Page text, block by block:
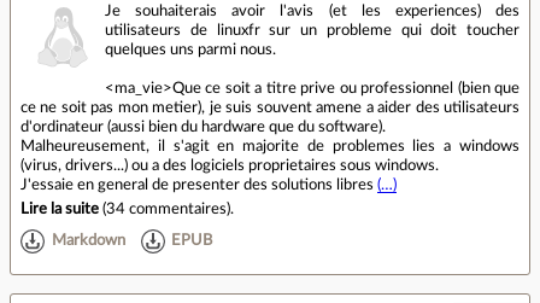
Je souhaiterais avoir l'avis (et les experiences) des
utilisateurs de linuxfr sur un probleme qui doit toucher
quelques uns parmi nous.
<ma_vie>Que ce soit a titre prive ou professionnel (bien que
ce ne soit pas mon metier), je suis souvent amene a aider des utilisateurs
d'ordinateur (aussi bien du hardware que du software).
Malheureusement, il s'agit en majorite de problemes lies a windows
(virus, drivers...) ou a des logiciels proprietaires sous windows.
J'essaie en general de presenter des solutions libres (…)
Lire la suite (34 commentaires).
Markdown EPUB